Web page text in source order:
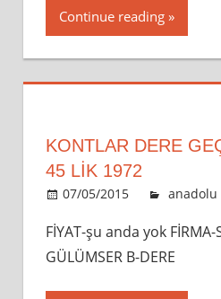
Continue reading
KONTLAR DERE
45 LİK 1972
07/05/2015 admin
anadolu
FİYAT-şu anda yok FİRMA-
GÜLÜMSER B-DERE